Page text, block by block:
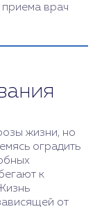
приема врач
жизни, но
оградить
к
от